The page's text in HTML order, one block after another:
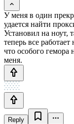
У меня в один
удается найти
Установил на ноут,
теперь все
что особого гемора
меня.
Reply